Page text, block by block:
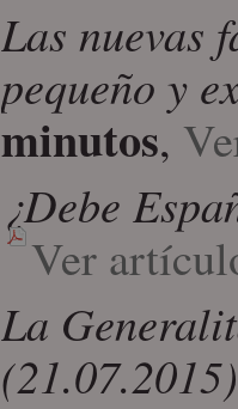
Las nuevas
pequeño y
minutos,
¿Debe
Ver
La
(21.07.2015)